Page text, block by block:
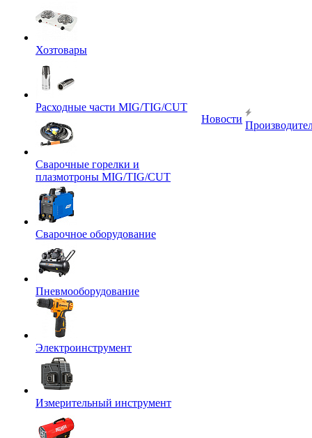
Хозтовары
Расходные части MIG/TIG/CUT
Сварочные горелки и
плазмотроны MIG/TIG/CUT
Сварочное оборудование
Пневмооборудование
Электроинструмент
Измерительный инструмент
Новости